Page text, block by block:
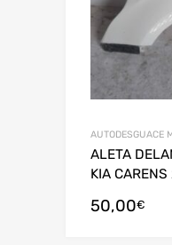
AUTODESGUACE
ALETA
KIA
50,00€